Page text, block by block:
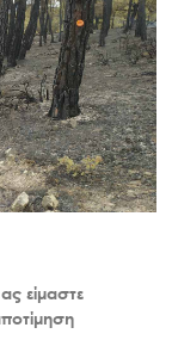
είμαστε